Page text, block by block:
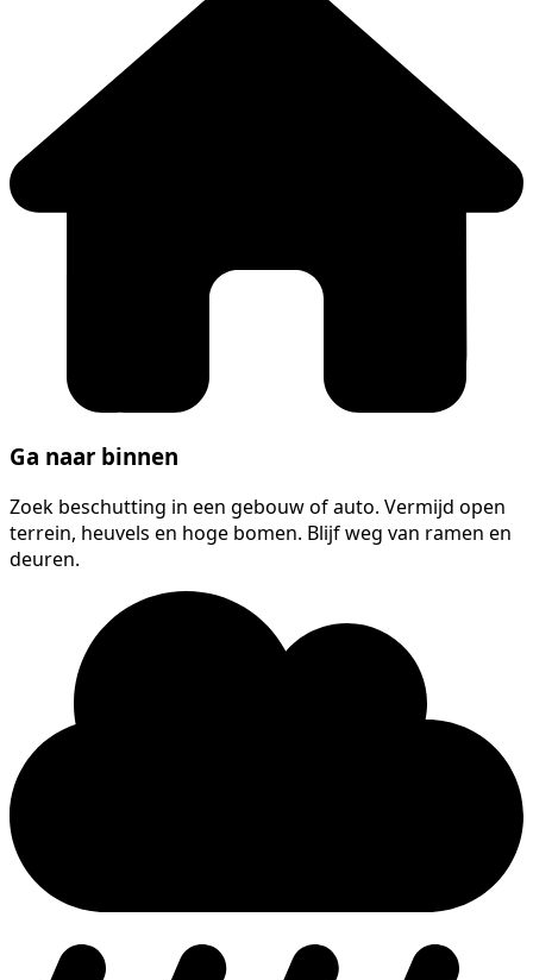
Ga naar binnen
Zoek beschutting in een gebouw of auto. Vermijd open
terrein, heuvels en hoge bomen. Blijf weg van ramen en
deuren.